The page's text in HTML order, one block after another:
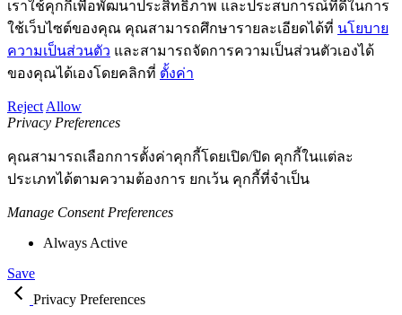
เราใช้คุกกี้เพื่อพัฒนาประสิทธิภาพ และประสบการณ์ที่ดีในการ
ใช้เว็บไซต์ของคุณ คุณสามารถศึกษารายละเอียดได้ที่ นโยบาย
ความเป็นส่วนตัว และสามารถจัดการความเป็นส่วนตัวเองได้
ของคุณได้เองโดยคลิกที่ ตั้งค่า
Reject Allow
Privacy Preferences
คุณสามารถเลือกการตั้งค่าคุกกี้โดยเปิด/ปิด คุกกี้ในแต่ละ
ประเภทได้ตามความต้องการ ยกเว้น คุกกี้ที่จำเป็น
Manage Consent Preferences
Always Active
Save
Privacy Preferences